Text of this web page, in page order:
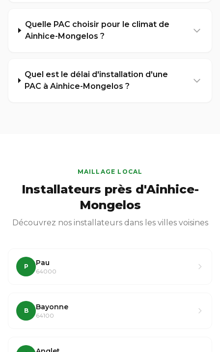
Quelle PAC choisir pour le climat de
Ainhice-Mongelos ?
Quel est le délai d'installation d'une
PAC à Ainhice-Mongelos ?
MAILLAGE LOCAL
Installateurs près d'Ainhice-
Mongelos
Découvrez nos installateurs dans les villes voisines
P Pau
64000
B Bayonne
64100